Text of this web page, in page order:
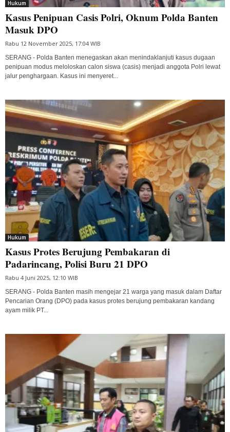
Hukum
Kasus Penipuan Casis Polri, Oknum Polda Banten
Masuk DPO
Rabu 12 November 2025, 17:04 WIB
SERANG - Polda Banten menegaskan akan menindaklanjuti kasus dugaan
penipuan modus meloloskan calon siswa (casis) menjadi anggota Polri lewat
jalur penghargaan. Kasus ini menyeret...
Hukum
Kasus Protes Berujung Pembakaran di
Padarincang, Polisi Buru 21 DPO
Rabu 4 Juni 2025, 12:10 WIB
SERANG - Polda Banten masih mengejar 21 warga yang masuk dalam Daftar
Pencarian Orang (DPO) pada kasus protes berujung pembakaran kandang
ayam milik PT...